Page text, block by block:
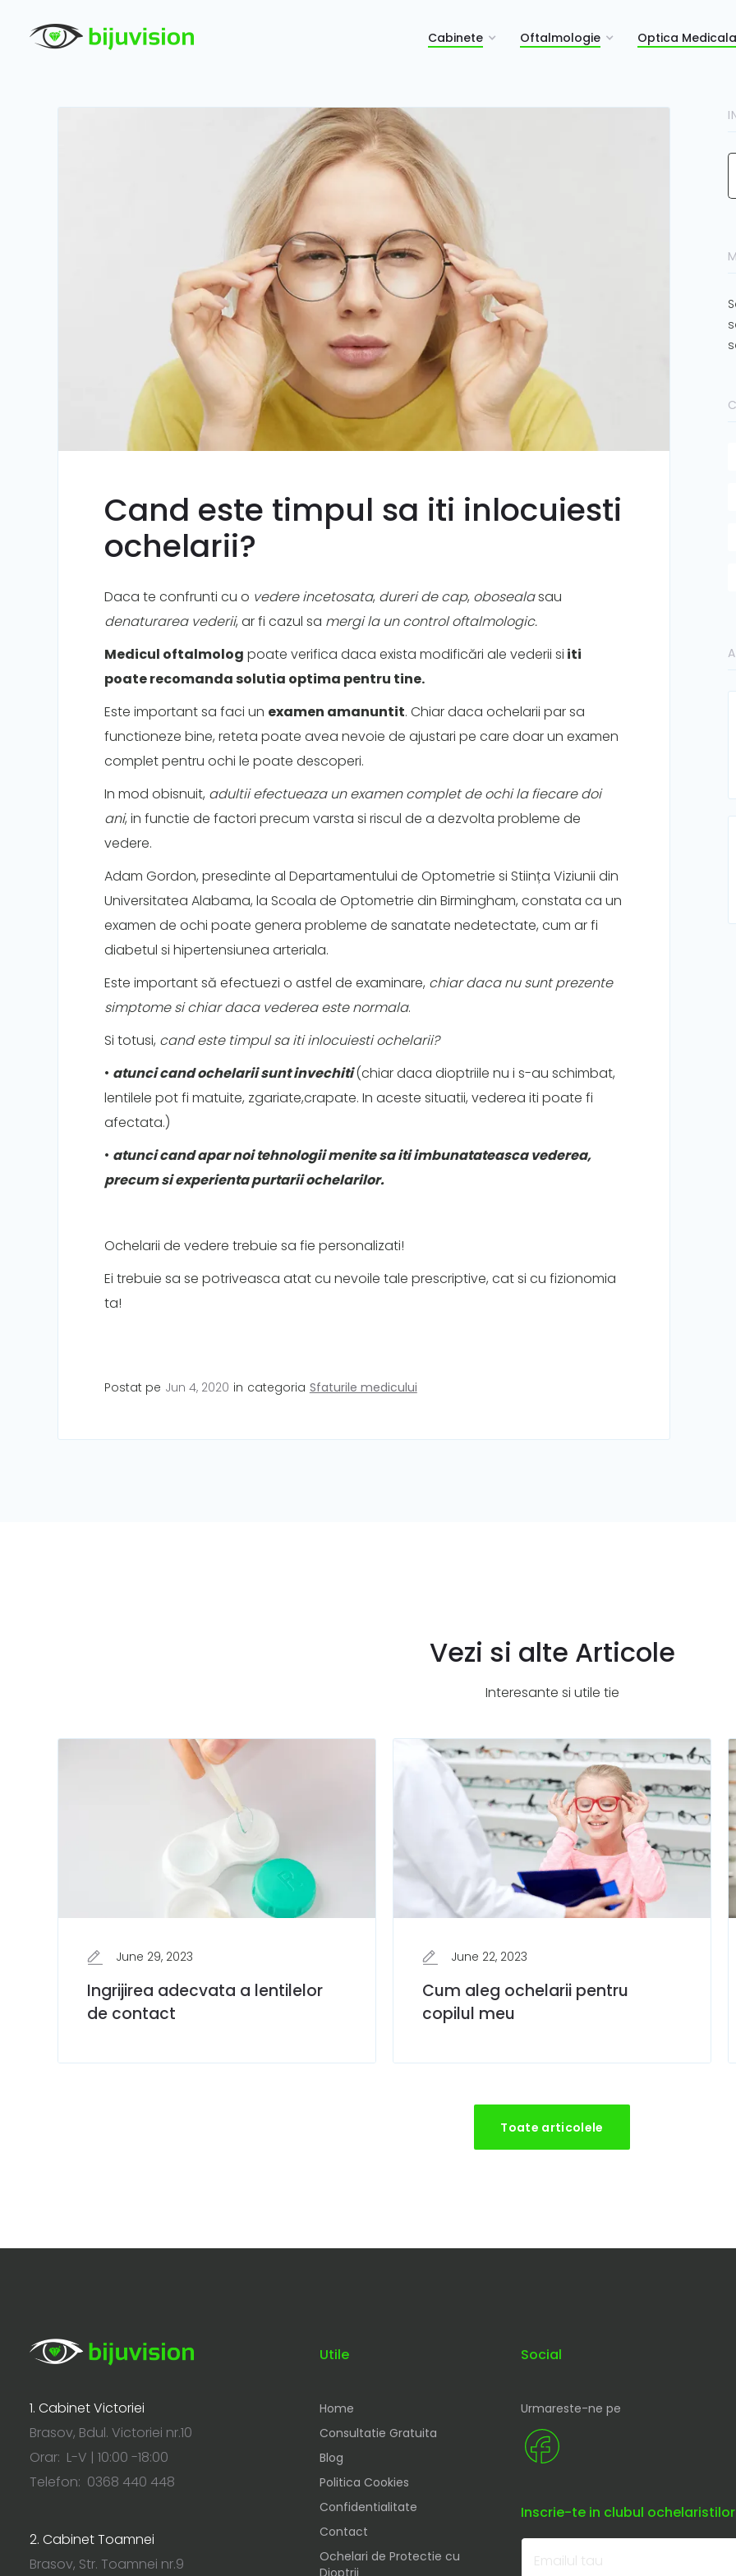
Cabinete Oftalmologie Optica Medicala
Cand este timpul sa iti inlocuiesti
ochelarii?
Daca te confrunti cu o vedere incetosata, dureri de cap, obosealasau
denaturarea vederii, ar fi cazul sa mergi la un control oftalmologic.
Medicul oftalmolog poate verifica daca exista modificări ale vederii si iti
poate recomanda solutia optima pentru tine.
Este important sa faci un examen amanuntit. Chiar daca ochelarii par sa
functioneze bine, reteta poate avea nevoie de ajustari pe care doar un examen
complet pentru ochi le poate descoperi.
In mod obisnuit, adultii efectueaza un examen complet de ochi la fiecare doi
ani, in functie de factori precum varsta si riscul de a dezvolta probleme de
vedere.
Adam Gordon, presedinte al Departamentului de Optometrie si Stiința Viziunii din
Universitatea Alabama, la Scoala de Optometrie din Birmingham, constata ca un
examen de ochi poate genera probleme de sanatate nedetectate, cum ar fi
diabetul si hipertensiunea arteriala.
Este important să efectuezi o astfel de examinare, chiar daca nu sunt prezente
simptome si chiar daca vederea este normala.
Si totusi, cand este timpul sa iti inlocuiesti ochelarii?
• atunci cand ochelarii sunt invechiti(chiar daca dioptriile nu i s-au schimbat,
lentilele pot fi matuite, zgariate,crapate. In aceste situatii, vederea iti poate fi
afectata.)
• atunci cand apar noi tehnologii menite sa iti imbunatateasca vederea,
precum si experienta purtarii ochelarilor.
Ochelarii de vedere trebuie sa fie personalizati!
Ei trebuie sa se potriveasca atat cu nevoile tale prescriptive, cat si cu fizionomia
ta!
Postat pe Jun 4, 2020 in categoria Sfaturile medicului
Vezi si alte Articole
Interesante si utile tie
June 29, 2023
Ingrijirea adecvata a lentilelor
de contact
June 22, 2023
Cum aleg ochelarii pentru
copilul meu
Toate articolele
1. Cabinet Victoriei
Brasov, Bdul. Victoriei nr.10
Orar: L-V | 10:00 -18:00
Telefon: 0368 440 448
2. Cabinet Toamnei
Brasov, Str. Toamnei nr.9
Utile
Home
Consultatie Gratuita
Blog
Politica Cookies
Confidentialitate
Contact
Ochelari de Protectie cu
Social
Urmareste-ne pe
Inscrie-te in clubul ochelaristilor